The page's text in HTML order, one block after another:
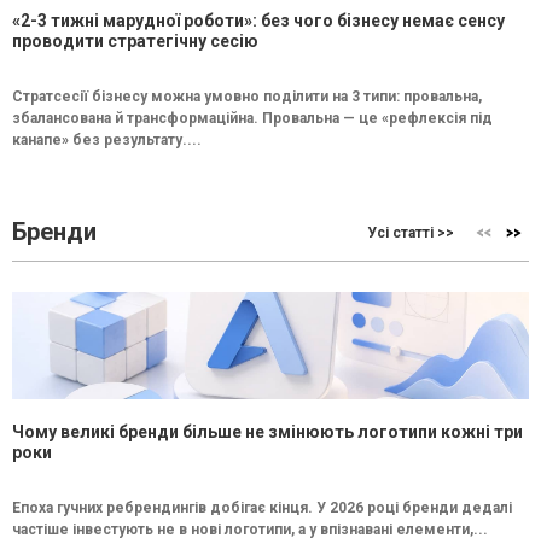
«2-3 тижні марудної роботи»: без чого бізнесу немає сенсу
проводити стратегічну сесію
Стратсесії бізнесу можна умовно поділити на 3 типи: провальна,
збалансована й трансформаційна. Провальна — це «рефлексія під
канапе» без результату....
Бренди Усі статті >>
Чому великі бренди більше не змінюють логотипи кожні три
роки
Епоха гучних ребрендингів добігає кінця. У 2026 році бренди дедалі
частіше інвестують не в нові логотипи, а у впізнавані елементи,...